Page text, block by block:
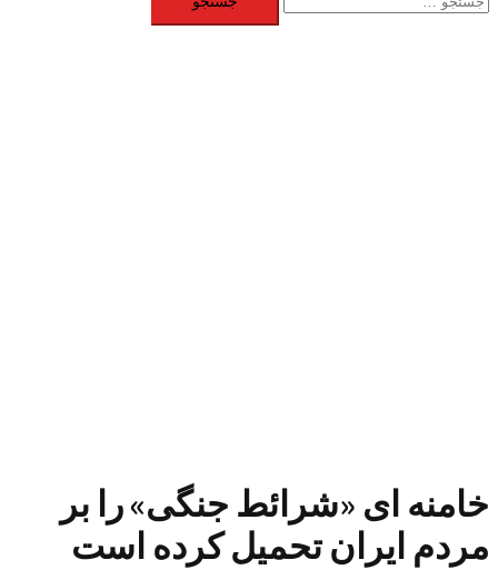
برای:
خامنه ای «شرائط جنگی» را بر
مردم ایران تحمیل کرده است